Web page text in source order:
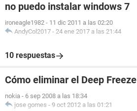
no puedo instalar windows 7
ironeagle1982 - 11 dic 2011 a las 02:20
AndyCol2017 - 24 ene 2017 a las 21:44
10 respuestas
Cómo eliminar el Deep Freeze
nokia - 6 sep 2008 a las 18:34
jose gomes - 9 oct 2012 a las 01:21